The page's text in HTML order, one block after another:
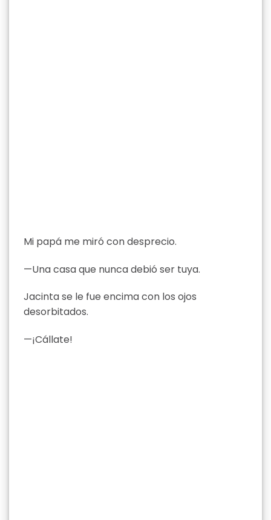
Mi papá me miró con desprecio.
—Una casa que nunca debió ser tuya.
Jacinta se le fue encima con los ojos
desorbitados.
—¡Cállate!